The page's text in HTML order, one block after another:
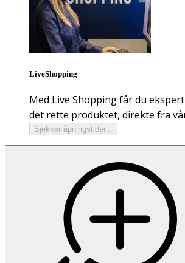
LiveShopping
Med Live Shopping får du
det rette produktet, direkte fra
Sjekker åpningstider...